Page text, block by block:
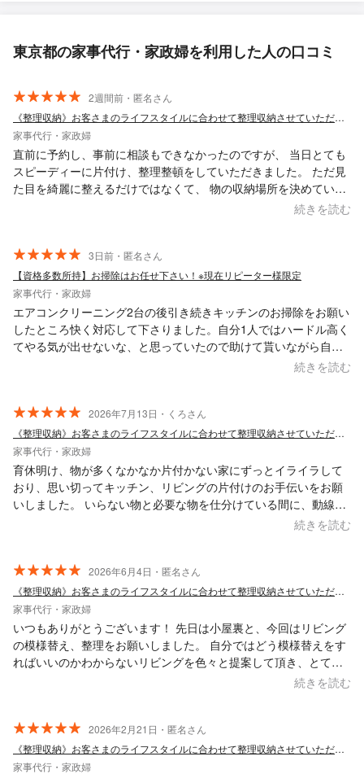
東京都の家事代行・家政婦を利用した人の口コミ
2週間前・匿名さん
《整理収納》お客さまのライフスタイルに合わせて整理収納させていただきます！
家事代行・家政婦
直前に予約し、事前に相談もできなかったのですが、 当日とても
スピーディーに片付け、整理整頓をしていただきました。 ただ見
た目を綺麗に整えるだけではなくて、 物の収納場所を決めていた
だき、片付けの再現性のあるお部屋づくりをしていただきまし
その中でもダントツで作業が早く丁寧でした。 また依頼させてい
ただきたいです。ありがとうございました。
続きを読む
3日前・匿名さん
【資格多数所持】お掃除はお任せ下さい！※現在リピーター様限定
家事代行・家政婦
エアコンクリーニング2台の後引き続きキッチンのお掃除をお願い
したところ快く対応して下さりました。自分1人ではハードル高く
てやる気が出せないな、と思っていたので助けて貰いながら自分
でできるところはやって、手が届きにくい高い箇所や頑固な数年
っと早く相談すれば良かったなと思いました。ありがとうござい
ました！
続きを読む
2026年7月13日・くろさん
《整理収納》お客さまのライフスタイルに合わせて整理収納させていただきます！
家事代行・家政婦
育休明け、物が多くなかなか片付かない家にずっとイライラして
おり、思い切ってキッチン、リビングの片付けのお手伝いをお願
いしました。 いらない物と必要な物を仕分けている間に、動線を
考えながら掃除、整理をして頂き、見違えるようにスッキリしま
がとうございました！
続きを読む
2026年6月4日・匿名さん
《整理収納》お客さまのライフスタイルに合わせて整理収納させていただきます！
家事代行・家政婦
いつもありがとうございます！ 先日は小屋裏と、今回はリビング
の模様替え、整理をお願いしました。 自分ではどう模様替えをす
ればいいのかわからないリビングを色々と提案して頂き、とても
家がスッキリしました。案をいくつか出してくださりこちらも選
す…！！ 次はキッチン収納で迷子になったら依頼させてくださ
い！ ありがとうございました！！
続きを読む
2026年2月21日・匿名さん
《整理収納》お客さまのライフスタイルに合わせて整理収納させていただきます！
家事代行・家政婦